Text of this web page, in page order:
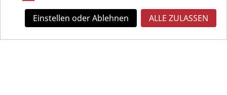
Einstellen oder Ablehnen ALLE ZULASSEN